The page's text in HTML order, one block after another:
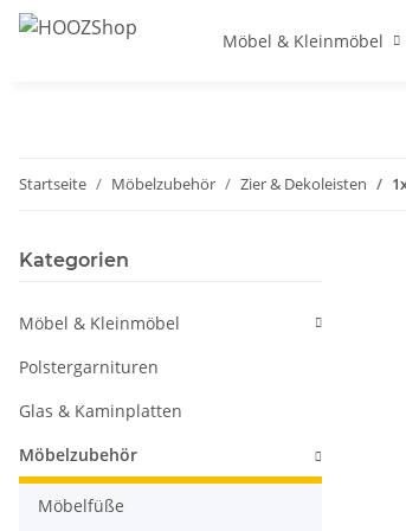
Möbel & Kleinmöbel
Startseite Möbelzubehör Zier & Dekoleisten
Kategorien
Möbel & Kleinmöbel
Polstergarnituren
Glas & Kaminplatten
Möbelzubehör
Möbelfüße